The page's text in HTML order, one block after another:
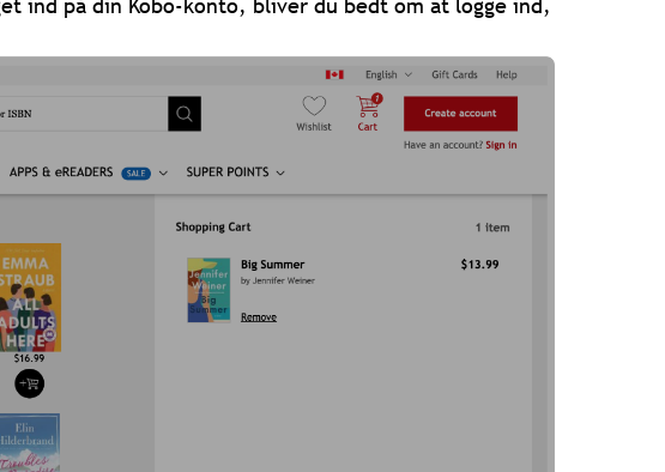
ind på din Kobo-konto, bliver du bedt om at logge ind,